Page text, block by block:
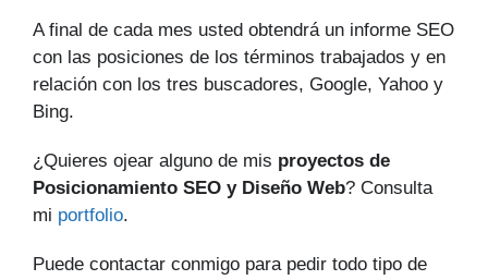
A final de cada mes usted obtendrá un informe SEO
con las posiciones de los términos trabajados y en
relación con los tres buscadores, Google, Yahoo y
Bing.
¿Quieres ojear alguno de mis proyectos de
Posicionamiento SEO y Diseño Web? Consulta
mi portfolio.
Puede contactar conmigo para pedir todo tipo de